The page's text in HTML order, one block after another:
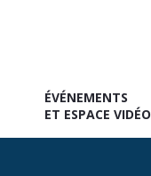
ÉVÉNEMENTS
ET ESPACE VIDÉO